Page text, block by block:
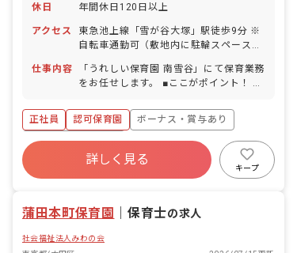
休日 年間休日120日以上
アクセス
東急池上線「雪が谷大塚」駅徒歩9分 ※
自転車通勤可（敷地内に駐輪スペース完
仕事内容
「うれしい保育園 南雪谷」にて保育業務
をお任せします。 ■ここがポイント！ 認
保育園での経験・未経験を問わず大歓迎
です。 子どもたちへの丁寧なかかわりを
常に研究すると同時に、幼児クラスの子
どもたちへのオリジナルの教育プログラ
ムも導入している保育園になります。 ケ
ア21の「人を大事にし、人を育てる」と
び、成長し、喜び合える環境の職場で
正社員 認可保育園
ボーナス・賞与あり
年間休日120日以上
寮・住宅・家賃補助あり
社会保険完備
残業少なめ
詳しく見る
キープ
蒲田本町保育園 ｜保育士の求人
社会福祉法人みわの会